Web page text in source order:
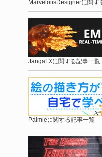
MarvelousDesignerに関す
JangaFXに関する記事一覧
Palmieに関する記事一覧